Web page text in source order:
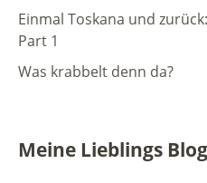
Einmal Toskana und
Part 1
Was krabbelt denn da?
Meine Lieblings